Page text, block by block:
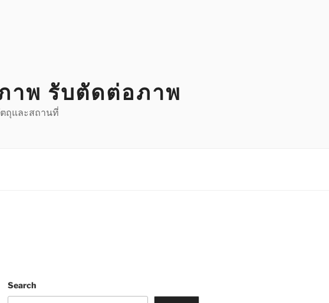
าพ รับตัดต่อภาพ
ถุและสถานที่
Search